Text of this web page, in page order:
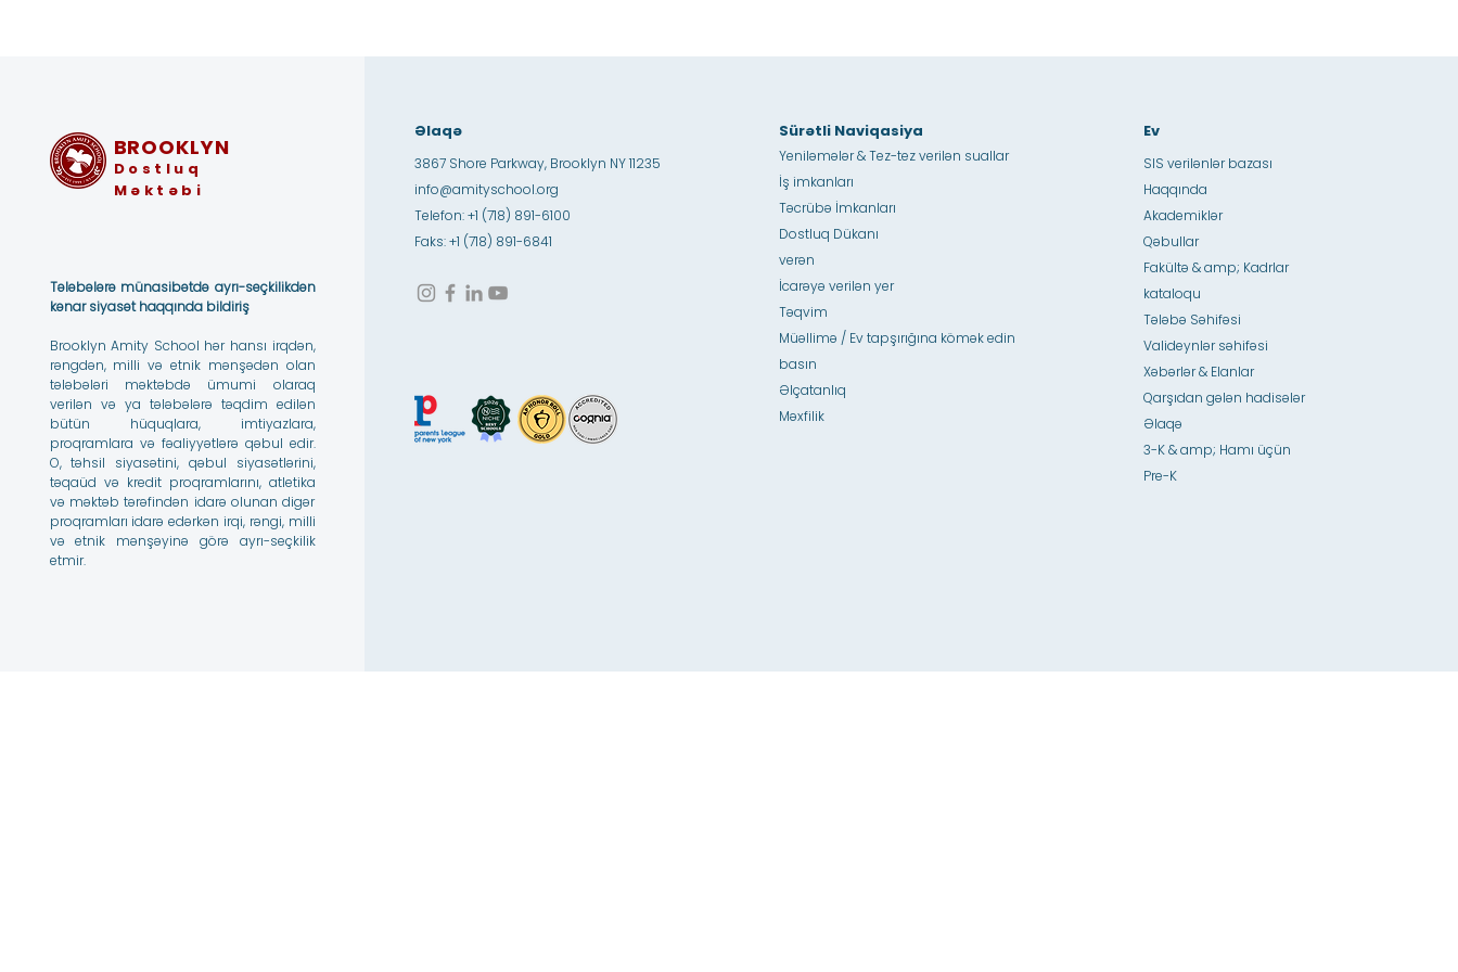
BROOKLYN
Dostluq
Məktəbi
Tələbələrə münasibətdə ayrı-seçkilikdən
kənar siyasət haqqında bildiriş
Brooklyn Amity School hər hansı irqdən,
rəngdən, milli və etnik mənşədən olan
tələbələri məktəbdə ümumi olaraq
verilən və ya tələbələrə təqdim edilən
bütün hüquqlara, imtiyazlara,
proqramlara və fəaliyyətlərə qəbul edir.
O, təhsil siyasətini, qəbul siyasətlərini,
təqaüd və kredit proqramlarını, atletika
və məktəb tərəfindən idarə olunan digər
proqramları idarə edərkən irqi, rəngi, milli
və etnik mənşəyinə görə ayrı-seçkilik
etmir.
Əlaqə
3867 Shore Parkway, Brooklyn NY 11235
info@amityschool.org
Telefon: +1 (718) 891-6100
Faks: +1 (718) 891-6841
Sürətli Naviqasiya
Yeniləmələr & Tez-tez verilən suallar
İş imkanları
Təcrübə İmkanları
Dostluq Dükanı
verən
İcarəyə verilən yer
Təqvim
Müəllimə / Ev tapşırığına kömək edin
basın
Əlçatanlıq
Məxfilik
Ev
SIS verilənlər bazası
Haqqında
Akademiklər
Qəbullar
Fakültə & amp; Kadrlar
kataloqu
Tələbə Səhifəsi
Valideynlər səhifəsi
Xəbərlər & Elanlar
Qarşıdan gələn hadisələr
Əlaqə
3-K & amp; Hamı üçün
Pre-K